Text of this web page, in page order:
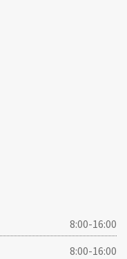
8:00-16:00
8:00-16:00